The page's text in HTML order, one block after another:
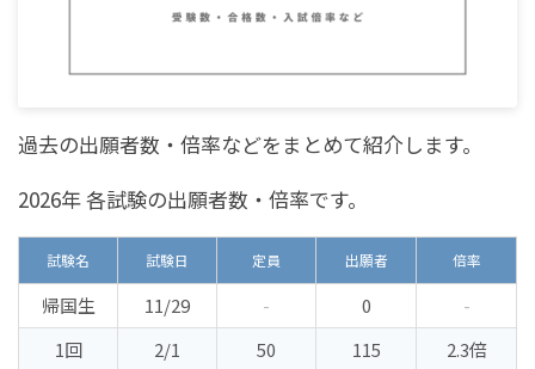
過去の出願者数・倍率などをまとめて紹介します。
2026年 各試験の出願者数・倍率です。
試験名 試験日 定員 出願者 倍率
帰国生 11/29 - 0
-
1回
2/1 50 115 2.3倍